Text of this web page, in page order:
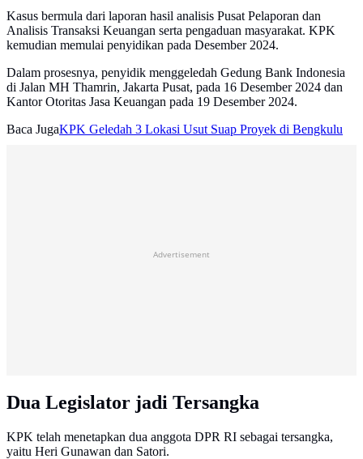
Kasus bermula dari laporan hasil analisis Pusat Pelaporan dan
Analisis Transaksi Keuangan serta pengaduan masyarakat. KPK
kemudian memulai penyidikan pada Desember 2024.
Dalam prosesnya, penyidik menggeledah Gedung Bank Indonesia
di Jalan MH Thamrin, Jakarta Pusat, pada 16 Desember 2024 dan
Kantor Otoritas Jasa Keuangan pada 19 Desember 2024.
Baca JugaKPK Geledah 3 Lokasi Usut Suap Proyek di Bengkulu
Advertisement
Dua Legislator jadi Tersangka
KPK telah menetapkan dua anggota DPR RI sebagai tersangka,
yaitu Heri Gunawan dan Satori.